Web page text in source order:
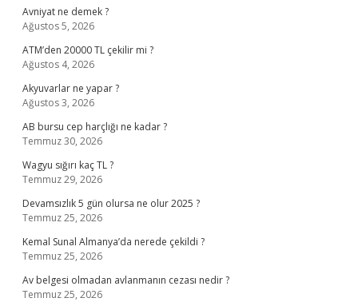
Avniyat ne demek ?
Ağustos 5, 2026
ATM’den 20000 TL çekilir mi ?
Ağustos 4, 2026
Akyuvarlar ne yapar ?
Ağustos 3, 2026
AB bursu cep harçlığı ne kadar ?
Temmuz 30, 2026
Wagyu sığırı kaç TL ?
Temmuz 29, 2026
Devamsızlık 5 gün olursa ne olur 2025 ?
Temmuz 25, 2026
Kemal Sunal Almanya’da nerede çekildi ?
Temmuz 25, 2026
Av belgesi olmadan avlanmanın cezası nedir ?
Temmuz 25, 2026